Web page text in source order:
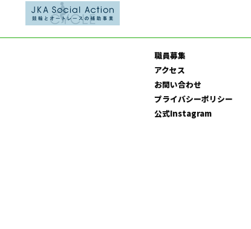
職員募集
アクセス
お問い合わせ
プライバシーポリシー
公式Instagram